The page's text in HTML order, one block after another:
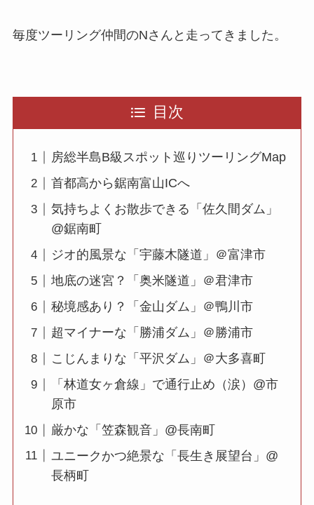
毎度ツーリング仲間のNさんと走ってきました。
目次
房総半島B級スポット巡りツーリングMap
首都高から鋸南富山ICへ
気持ちよくお散歩できる「佐久間ダム」
@鋸南町
ジオ的風景な「宇藤木隧道」＠富津市
地底の迷宮？「奥米隧道」＠君津市
秘境感あり？「金山ダム」＠鴨川市
超マイナーな「勝浦ダム」＠勝浦市
こじんまりな「平沢ダム」＠大多喜町
「林道女ヶ倉線」で通行止め（涙）@市
原市
厳かな「笠森観音」@長南町
ユニークかつ絶景な「長生き展望台」@
長柄町